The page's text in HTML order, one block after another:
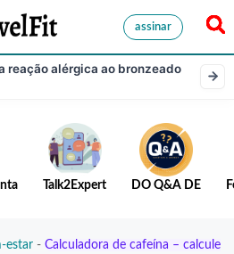
assinar
reação alérgica ao bronzeado
Talk2Expert DO Q&A DE
estar - Calculadora de cafeína – calcule